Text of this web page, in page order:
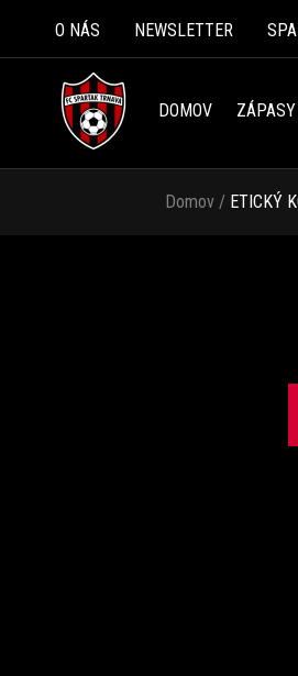
O NÁS NEWSLETTER
DOMOV ZÁPASY
Domov / ETICKÝ